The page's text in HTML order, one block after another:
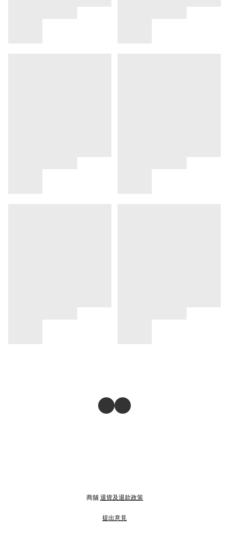
商舖 退貨及退款政策
提出意見